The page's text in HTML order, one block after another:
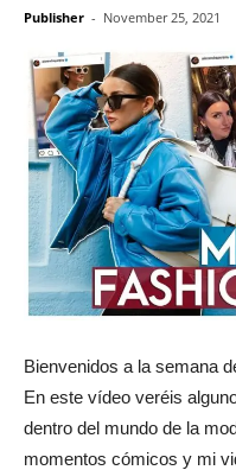
Publisher - November 25, 2021
Bienvenidos a la semana
En este vídeo veréis
dentro del mundo de la
momentos cómicos y mi